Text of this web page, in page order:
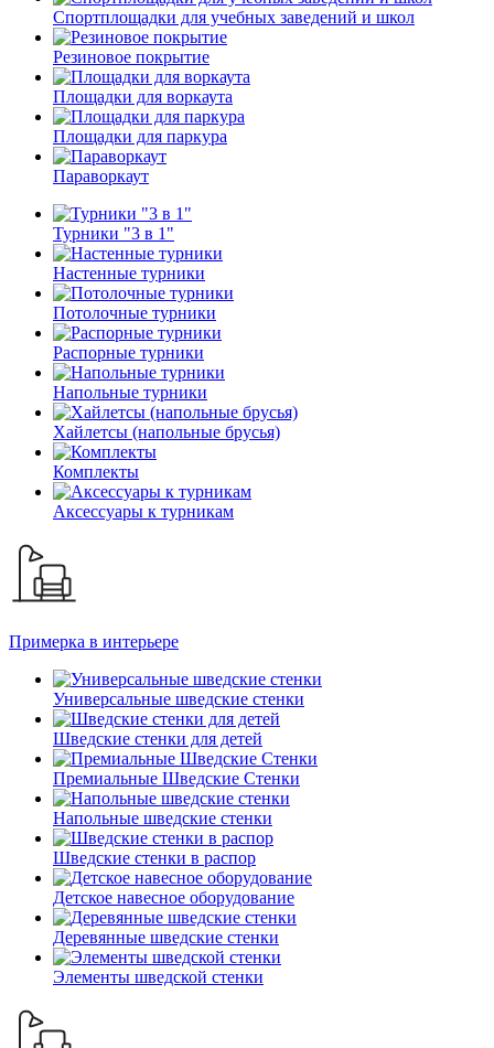
Спортплощадки для учебных заведений и школ
Резиновое покрытие
Площадки для воркаута
Площадки для паркура
Параворкаут
Турники "3 в 1"
Настенные турники
Потолочные турники
Распорные турники
Напольные турники
Хайлетсы (напольные брусья)
Комплекты
Аксессуары к турникам
Примерка в интерьере
Универсальные шведские стенки
Шведские стенки для детей
Премиальные Шведские Стенки
Напольные шведские стенки
Шведские стенки в распор
Детское навесное оборудование
Деревянные шведские стенки
Элементы шведской стенки